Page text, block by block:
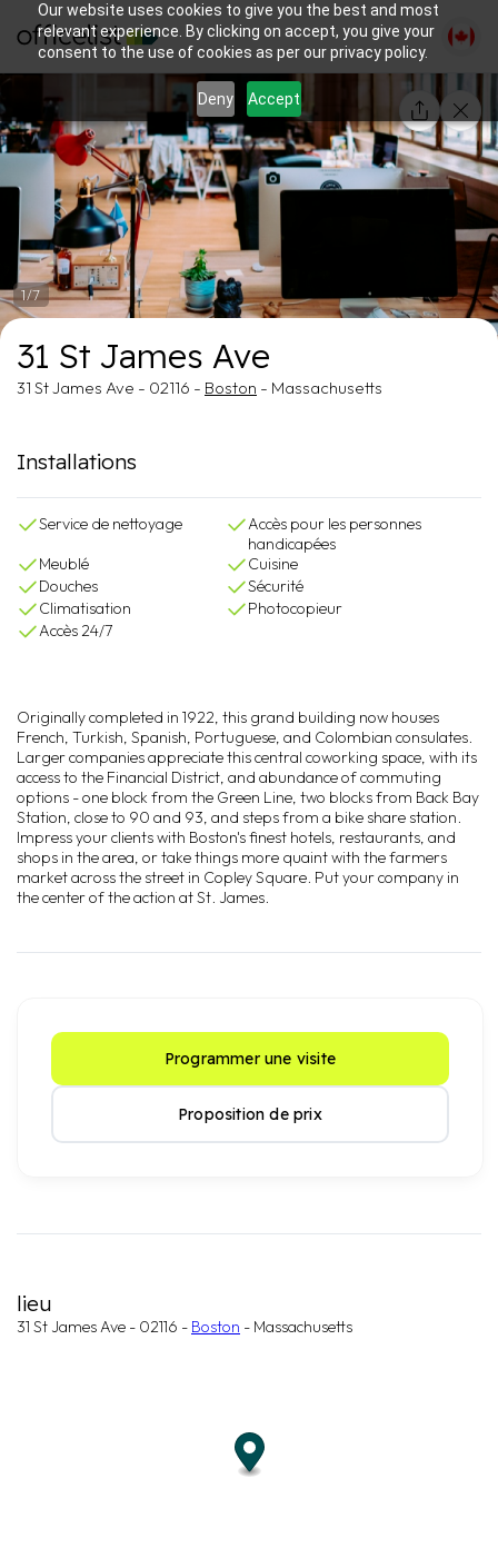
Our website uses cookies to give you the best and most
relevant experience. By clicking on accept, you give your
consent to the use of cookies as per our privacy policy.
Deny Accept
1/7
31 St James Ave
31 St James Ave - 02116 - Boston - Massachusetts
Installations
Service de nettoyage
Accès pour les personnes
handicapées
Meublé
Cuisine
Douches
Sécurité
Climatisation
Photocopieur
Accès 24/7
Originally completed in 1922, this grand building now houses
French, Turkish, Spanish, Portuguese, and Colombian consulates.
Larger companies appreciate this central coworking space, with its
access to the Financial District, and abundance of commuting
options - one block from the Green Line, two blocks from Back Bay
Station, close to 90 and 93, and steps from a bike share station.
Impress your clients with Boston's finest hotels, restaurants, and
shops in the area, or take things more quaint with the farmers
market across the street in Copley Square. Put your company in
the center of the action at St. James.
Programmer une visite
Proposition de prix
lieu
31 St James Ave - 02116 - Boston - Massachusetts